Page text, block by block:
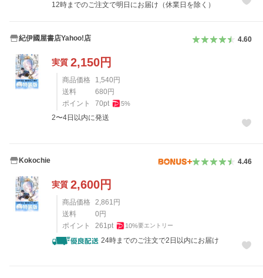
12時までのご注文で明日にお届け（休業日を除く）
紀伊國屋書店Yahoo!店 4.60
実質 2,150円
商品価格 1,540 円
送料
680 円
ポイント
70pt 5%
2〜4日以内に発送
Kokochie 4.46
実質 2,600円
商品価格 2,861 円
送料
0 円
ポイント
261pt 10%要エントリー
24時までのご注文で2日以内にお届け